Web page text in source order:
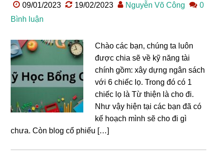
09/01/2023 19/02/2023 Nguyễn Võ Công
0
Bình luận
Chào các bạn, chúng ta luôn
được chia sẽ về kỹ năng tài
chính gồm: xây dựng ngân sách
với 6 chiếc lọ. Trong đó có 1
chiếc lọ là Từ thiện là cho đi.
Như vậy hiện tại các bạn đã có
kế hoạch mình sẽ cho đi gì
chưa. Còn blog cổ phiếu […]